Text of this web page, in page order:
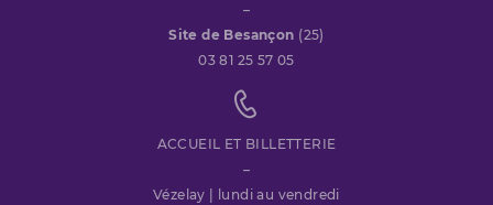
–
Site de Besançon (25)
03 81 25 57 05
ACCUEIL ET BILLETTERIE
–
Vézelay | lundi au vendredi